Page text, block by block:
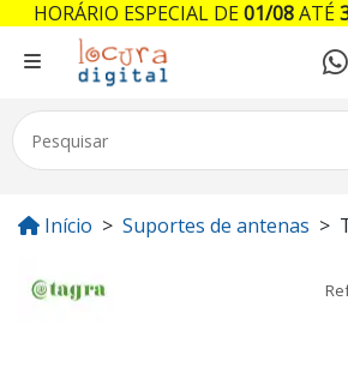
Início Suportes de antenas
HORÁRIO ESPECIAL DE01/08ATÉ